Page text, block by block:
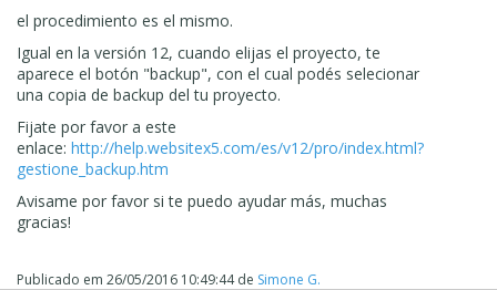
La culpa es mía por volver a creer que esta vez si lo
que no había solución y que tendría que empezar de cero,
hoy miércoles por la tarde no estaría aún esperando
respuesta.
Sigo necesitando ayuda real y efectiva o en su defecto,
que alguien sea lo suficientemente profesional o valiente
como para decirme que no tiene ni puñetera idea de lo
que le pasa a mi trabajo y que me toca hacer la web
desde cero otra vez.
martes, por favor.
el procedimiento es el mismo.
Igual en la versión 12, cuando elijas el proyecto, te
aparece el botón "backup", con el cual podés selecionar
una copia de backup del tu proyecto.
Fijate por favor a este
enlace: http://help.websitex5.com/es/v12/pro/index.html?
gestione_backup.htm
Avisame por favor si te puedo ayudar más, muchas
gracias!
Publicado em 26/05/2016 10:49:44de Simone G.